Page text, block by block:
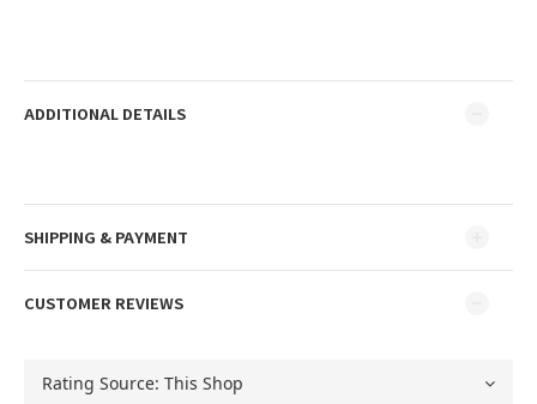
ADDITIONAL DETAILS
SHIPPING & PAYMENT
CUSTOMER REVIEWS